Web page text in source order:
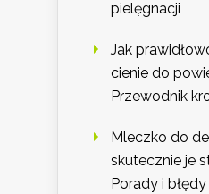
pielęgnacji
Jak
cienie do
Przewodnik
Mleczko do
skutecznie je
Porady i błędy